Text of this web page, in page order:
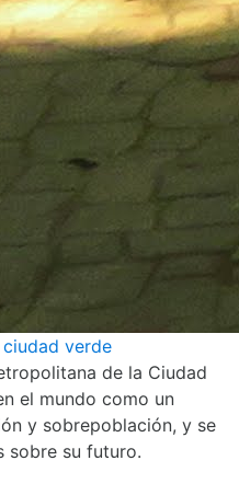
verde
de la Ciudad
el mundo como un
y sobrepoblación, y se
sobre su futuro.